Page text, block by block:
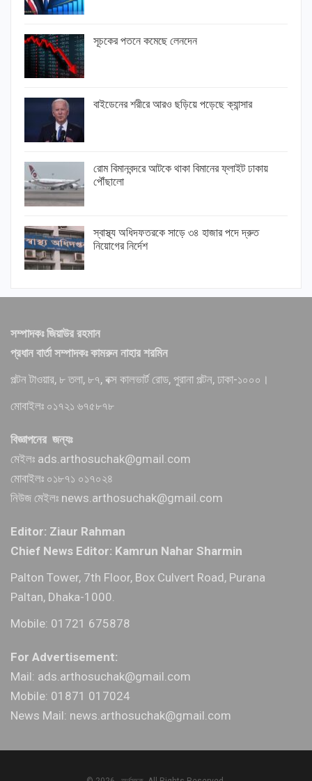
সূচকের পতনে কমেছে লেনদেন
বাইডেনের শরীরে আরও ছড়িয়ে পড়েছে ক্যান্সার
রোম বিমানবন্দরে আটকে থাকা বিমানের ফ্লাইট ঢাকায়
পৌঁছালো
স্বাস্থ্য অধিদফতরকে সাড়ে ৩৪ হাজার পদে দ্রুত
নিয়োগের নির্দেশ
সম্পাদকঃ জিয়াউর রহমান
প্রধান বার্তা সম্পাদকঃ কামরুন নাহার শরমিন
পল্টন টাওয়ার, ৮ তলা, ৮৭, বক্স কালভার্ট রোড, পুরানা পল্টন, ঢাকা-১০০০।
মোবাইলঃ ০১৭২১ ৬৭৫৮৭৮
বিজ্ঞাপনের জন্যঃ
মেইলঃ ads.arthosuchak@gmail.com
মোবাইলঃ ০১৮৭১ ০১৭০২৪
নিউজ মেইলঃ news.arthosuchak@gmail.com
Editor: Ziaur Rahman
Chief News Editor: Kamrun Nahar Sharmin
Palton Tower, 7th Floor, Box Culvert Road, Purana
Paltan, Dhaka-1000.
Mobile: 01721 675878
For Advertisement:
Mail: ads.arthosuchak@gmail.com
Mobile: 01871 017024
News Mail: news.arthosuchak@gmail.com